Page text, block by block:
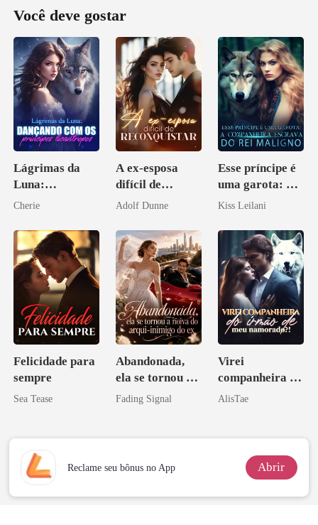
Você deve gostar
Lágrimas da
Luna:
Dançando com
licantropos
Cherie
A ex-esposa
difícil de
reconquistar
Adolf Dunne
Esse príncipe é
uma garota: A
companheira
maligno
Kiss Leilani
Felicidade para
sempre
Sea Tease
Abandonada,
ela se tornou a
noiva do arqui-
Fading Signal
Virei
companheira do
irmão de meu
AlisTae
Reclame seu bônus no App Abrir